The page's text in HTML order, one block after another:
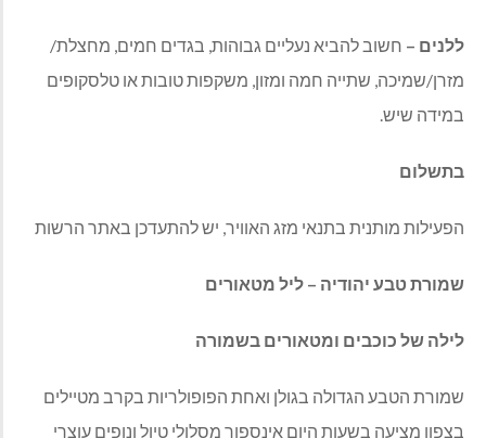
ללנים – חשוב להביא נעליים גבוהות, בגדים חמים, מחצלת/
מזרן/שמיכה, שתייה חמה ומזון, משקפות טובות או טלסקופים
במידה שיש.
בתשלום
הפעילות מותנית בתנאי מזג האוויר, יש להתעדכן באתר הרשות
שמורת טבע יהודיה – ליל מטאורים
לילה של כוכבים ומטאורים בשמורה
שמורת הטבע הגדולה בגולן ואחת הפופולריות בקרב מטיילים
בצפון מציעה בשעות היום אינספור מסלולי טיול ונופים עוצרי